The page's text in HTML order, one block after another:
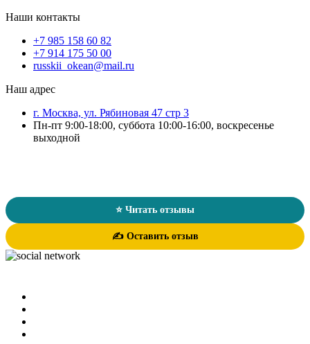
Наши контакты
+7 985 158 60 82
+7 914 175 50 00
russkii_okean@mail.ru
Наш адрес
г. Москва, ул. Рябиновая 47 стр 3
Пн-пт 9:00-18:00, суббота 10:00-16:00, воскресенье
выходной
⭐ Читать отзывы
✍️ Оставить отзыв